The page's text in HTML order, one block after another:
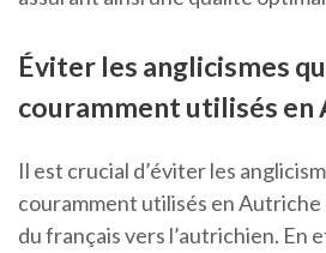
Éviter les anglicismes
couramment utilisés en
Il est crucial d’éviter les
couramment utilisés en
du français vers l’autrichien. En